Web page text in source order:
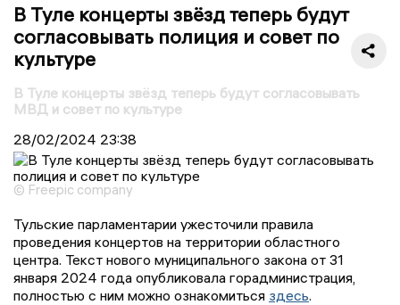
В Туле концерты звёзд теперь будут
согласовывать полиция и совет по
культуре
В Туле концерты звёзд теперь будут согласовывать
МВД и совет по культуре
28/02/2024 23:38
© Freepic company
Тульские парламентарии ужесточили правила
проведения концертов на территории областного
центра. Текст нового муниципального закона от 31
января 2024 года опубликовала горадминистрация,
полностью с ним можно ознакомиться здесь.